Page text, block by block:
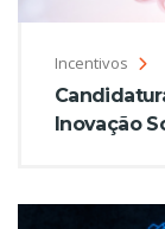
Incentivos
Inovação